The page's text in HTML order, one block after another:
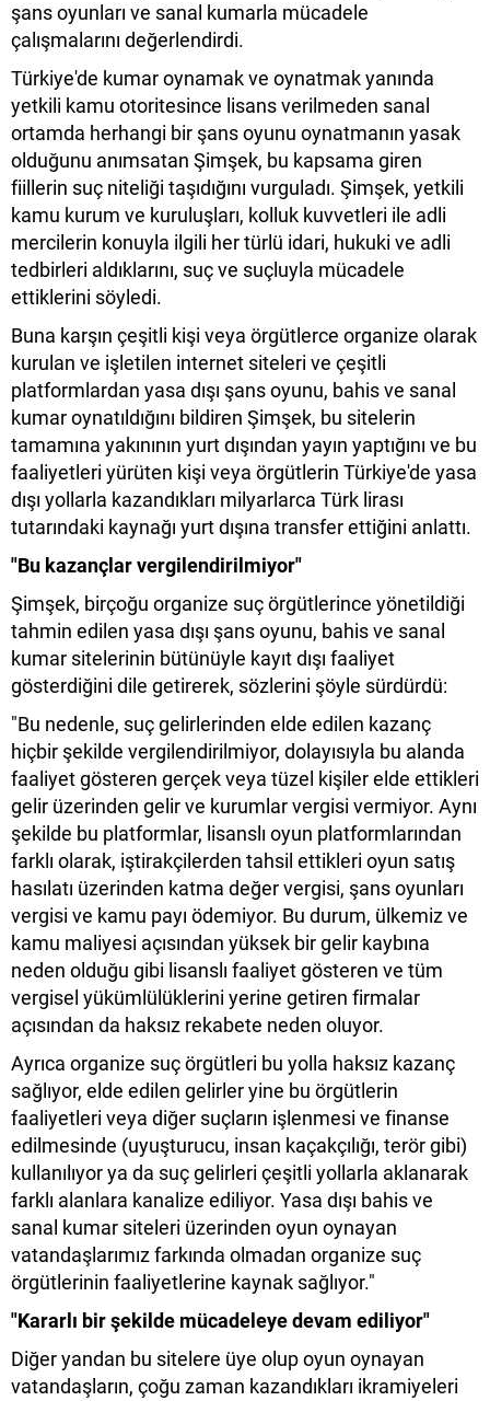
şans oyunları ve sanal kumarla mücadele
çalışmalarını değerlendirdi.
Türkiye'de kumar oynamak ve oynatmak yanında
yetkili kamu otoritesince lisans verilmeden sanal
ortamda herhangi bir şans oyunu oynatmanın yasak
olduğunu anımsatan Şimşek, bu kapsama giren
fiillerin suç niteliği taşıdığını vurguladı. Şimşek, yetkili
kamu kurum ve kuruluşları, kolluk kuvvetleri ile adli
mercilerin konuyla ilgili her türlü idari, hukuki ve adli
tedbirleri aldıklarını, suç ve suçluyla mücadele
ettiklerini söyledi.
Buna karşın çeşitli kişi veya örgütlerce organize olarak
kurulan ve işletilen internet siteleri ve çeşitli
platformlardan yasa dışı şans oyunu, bahis ve sanal
kumar oynatıldığını bildiren Şimşek, bu sitelerin
tamamına yakınının yurt dışından yayın yaptığını ve bu
faaliyetleri yürüten kişi veya örgütlerin Türkiye'de yasa
dışı yollarla kazandıkları milyarlarca Türk lirası
tutarındaki kaynağı yurt dışına transfer ettiğini anlattı.
"Bu kazançlar vergilendirilmiyor"
Şimşek, birçoğu organize suç örgütlerince yönetildiği
tahmin edilen yasa dışı şans oyunu, bahis ve sanal
kumar sitelerinin bütünüyle kayıt dışı faaliyet
gösterdiğini dile getirerek, sözlerini şöyle sürdürdü:
"Bu nedenle, suç gelirlerinden elde edilen kazanç
hiçbir şekilde vergilendirilmiyor, dolayısıyla bu alanda
faaliyet gösteren gerçek veya tüzel kişiler elde ettikleri
gelir üzerinden gelir ve kurumlar vergisi vermiyor. Aynı
şekilde bu platformlar, lisanslı oyun platformlarından
farklı olarak, iştirakçilerden tahsil ettikleri oyun satış
hasılatı üzerinden katma değer vergisi, şans oyunları
vergisi ve kamu payı ödemiyor. Bu durum, ülkemiz ve
kamu maliyesi açısından yüksek bir gelir kaybına
neden olduğu gibi lisanslı faaliyet gösteren ve tüm
vergisel yükümlülüklerini yerine getiren firmalar
açısından da haksız rekabete neden oluyor.
Ayrıca organize suç örgütleri bu yolla haksız kazanç
sağlıyor, elde edilen gelirler yine bu örgütlerin
faaliyetleri veya diğer suçların işlenmesi ve finanse
edilmesinde (uyuşturucu, insan kaçakçılığı, terör gibi)
kullanılıyor ya da suç gelirleri çeşitli yollarla aklanarak
farklı alanlara kanalize ediliyor. Yasa dışı bahis ve
sanal kumar siteleri üzerinden oyun oynayan
vatandaşlarımız farkında olmadan organize suç
örgütlerinin faaliyetlerine kaynak sağlıyor."
"Kararlı bir şekilde mücadeleye devam ediliyor"
Diğer yandan bu sitelere üye olup oyun oynayan
vatandaşların, çoğu zaman kazandıkları ikramiyeleri